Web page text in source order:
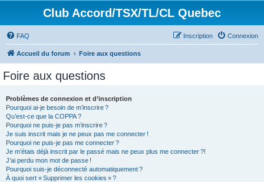
Club Accord/TSX/TL/CL Quebec
FAQ Connexion
Inscription
Accueil du forum Foire aux questions
Foire aux questions
Problèmes de connexion et d’inscription
Pourquoi ai-je besoin de m’inscrire ?
Qu’est-ce que la COPPA ?
Pourquoi ne puis-je pas m’inscrire ?
Je suis inscrit mais je ne peux pas me connecter !
Pourquoi ne puis-je pas me connecter ?
Je m’étais déjà inscrit par le passé mais ne peux plus me connecter ?!
J’ai perdu mon mot de passe !
Pourquoi suis-je déconnecté automatiquement ?
À quoi sert « Supprimer les cookies » ?